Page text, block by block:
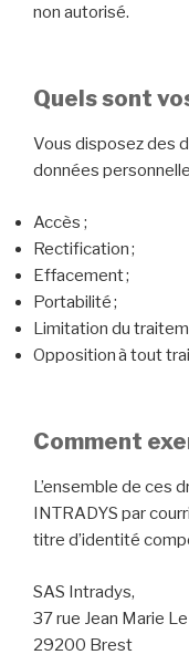
non autorisé.
Quels sont
Vous disposez des
données
Accès ;
Rectification ;
Effacement ;
Portabilité ;
Limitation du
Opposition à tout
Comment
L’ensemble de ces
INTRADYS par
titre d’identité
SAS Intradys,
37 rue Jean Marie
29200 Brest